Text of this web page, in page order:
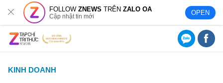
FOLLOWZNEWS TRÊNZALO OA
Cập nhật tin mới OPEN
KINH DOANH